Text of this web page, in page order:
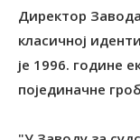
Директор
класичној
је 1996. године
појединачне